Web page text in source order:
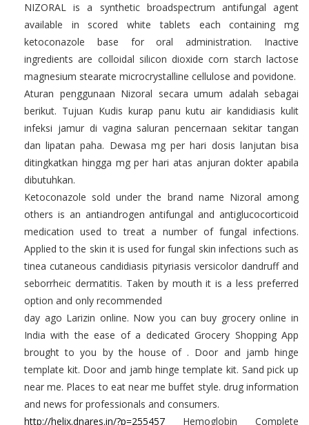
NIZORAL is a synthetic broadspectrum antifungal agent
available in scored white tablets each containing mg
ketoconazole base for oral administration. Inactive
ingredients are colloidal silicon dioxide corn starch lactose
magnesium stearate microcrystalline cellulose and povidone.
Aturan penggunaan Nizoral secara umum adalah sebagai
berikut. Tujuan Kudis kurap panu kutu air kandidiasis kulit
infeksi jamur di vagina saluran pencernaan sekitar tangan
dan lipatan paha. Dewasa mg per hari dosis lanjutan bisa
ditingkatkan hingga mg per hari atas anjuran dokter apabila
dibutuhkan.
Ketoconazole sold under the brand name Nizoral among
others is an antiandrogen antifungal and antiglucocorticoid
medication used to treat a number of fungal infections.
Applied to the skin it is used for fungal skin infections such as
tinea cutaneous candidiasis pityriasis versicolor dandruff and
seborrheic dermatitis. Taken by mouth it is a less preferred
option and only recommended
day ago Larizin online. Now you can buy grocery online in
India with the ease of a dedicated Grocery Shopping App
brought to you by the house of . Door and jamb hinge
template kit. Door and jamb hinge template kit. Sand pick up
near me. Places to eat near me buffet style. drug information
and news for professionals and consumers.
http://helix.dnares.in/?p=255457 Hemoglobin Complete